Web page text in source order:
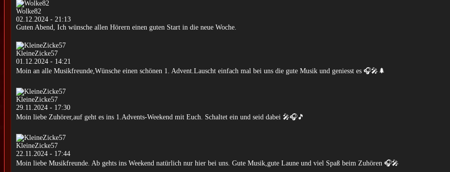
Wolke82
02.12.2024 - 21:13
Guten Abend, Ich wünsche allen Hörern einen guten Start in die neue Woche.
KleineZicke57
01.12.2024 - 14:21
Moin an alle Musikfreunde,Wünsche einen schönen 1. Advent.Lauscht einfach mal bei uns die gute Musik und geniesst es 🎧🎤🌲
KleineZicke57
29.11.2024 - 17:30
Moin liebe Zuhörer,auf geht es ins 1.Advents-Weekend mit Euch. Schaltet ein und seid dabei 🎤🎧🎵
KleineZicke57
22.11.2024 - 17:44
Moin liebe Musikfreunde. Ab gehts ins Weekend natürlich nur hier bei uns. Gute Musik,gute Laune und viel Spaß beim Zuhören 🎧🎤